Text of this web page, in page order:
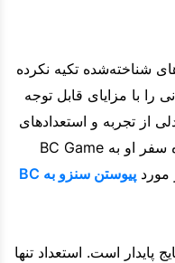
شناخته‌شده تکیه نکرده
با مزایای قابل توجه
از تجربه و استعدادهای
نوظهور می‌دهد. اگر می‌خواهید درباره سفر او به BC Game
پیوستن سنزو به BC
پایدار است. استعداد تنها